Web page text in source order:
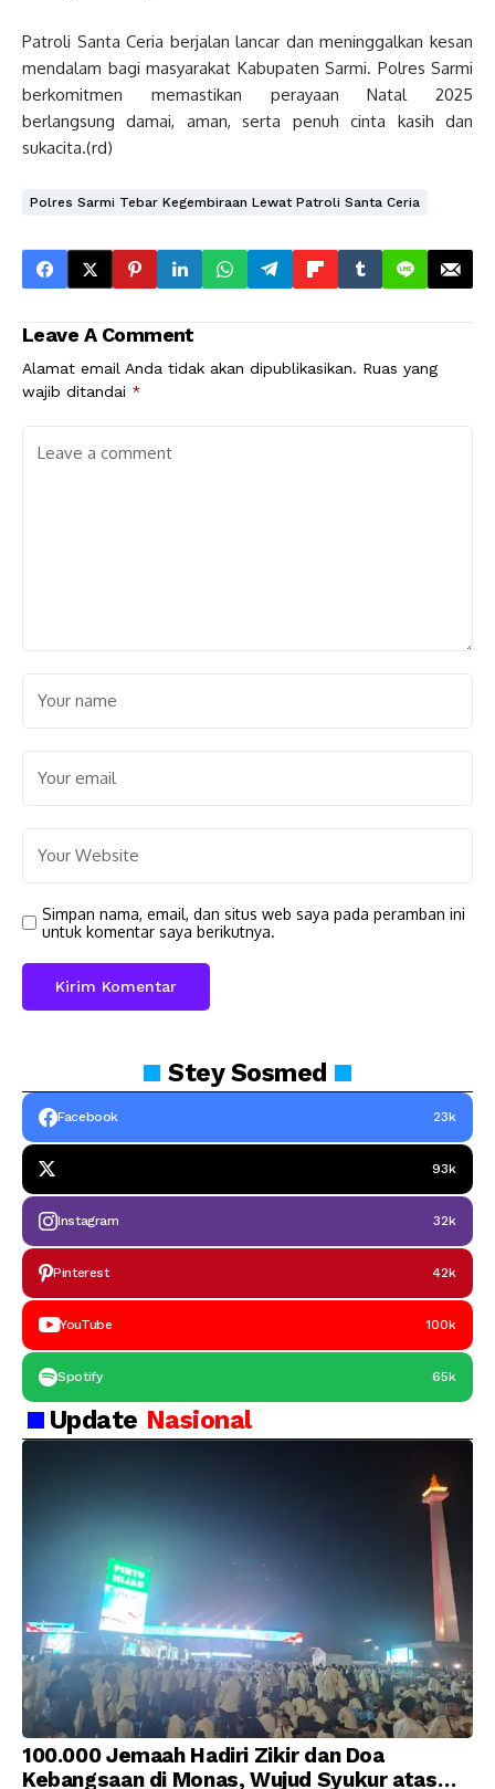
Patroli Santa Ceria berjalan lancar dan meninggalkan kesan
mendalam bagi masyarakat Kabupaten Sarmi. Polres Sarmi
berkomitmen memastikan perayaan Natal 2025
berlangsung damai, aman, serta penuh cinta kasih dan
sukacita.(rd)
Polres Sarmi Tebar Kegembiraan Lewat Patroli Santa Ceria
Leave A Comment
Alamat email Anda tidak akan dipublikasikan. Ruas yang
wajib ditandai *
Simpan nama, email, dan situs web saya pada peramban ini
untuk komentar saya berikutnya.
SteySosmed
Facebook 23k
93k
Instagram 32k
Pinterest 42k
YouTube 100k
Spotify 65k
Update Nasional
100.000 Jemaah Hadiri Zikir dan Doa
Kebangsaan di Monas, Wujud Syukur atas